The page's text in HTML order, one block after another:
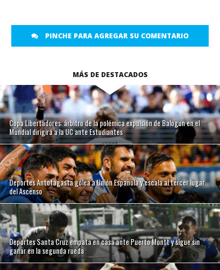
PINCHE PARA AGREGAR SU COMENTARIO
MÁS DE DESTACADOS
Copa Libertadores: árbitro de la polémica expulsión de Balogun en el
Mundial dirigirá a la UC ante Estudiantes
Deportes Antofagasta golea a Unión Española y escala al tercer lugar
del Ascenso
Deportes Santa Cruz empata en casa ante Puerto Montt y sigue sin
ganar en la segunda rueda